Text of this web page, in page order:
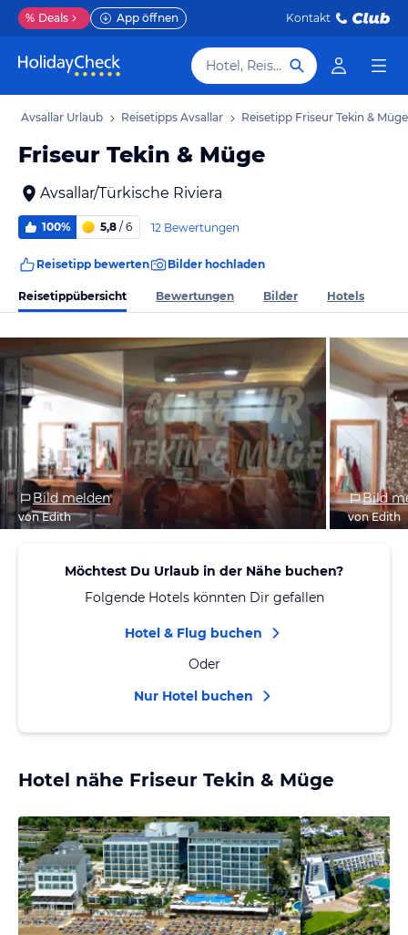
% Deals App öffnen Kontakt
Hotel, Reiseziel
Avsallar Urlaub Reisetipps Avsallar Reisetipp Friseur Tekin & Müge
Friseur Tekin & Müge
Avsallar/Türkische Riviera
100% 5,8 / 6 12 Bewertungen
Reisetipp bewerten Bilder hochladen
Reisetippübersicht Bewertungen Bilder Hotels
Bild melden
von Edith
Bild
von Edith
Möchtest Du Urlaub in der Nähe buchen?
Folgende Hotels könnten Dir gefallen
Hotel & Flug buchen
Oder
Nur Hotel buchen
Hotel nähe Friseur Tekin & Müge